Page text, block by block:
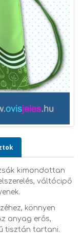
kimondottan
váltócipő
könnyen
anyag erős,
tisztán tartani.